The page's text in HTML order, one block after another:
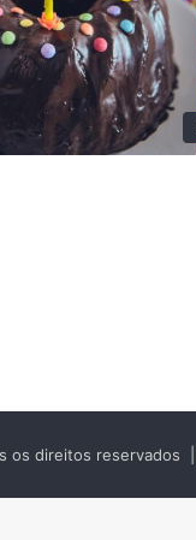
os direitos reservados |